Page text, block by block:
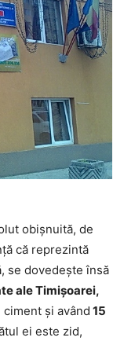
obișnuită, de
că reprezintă
se dovedește însă
ale Timișoarei,
și având 15
ei este zid,